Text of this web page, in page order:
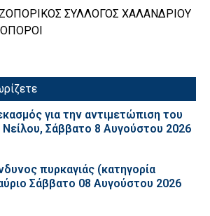
ΣΥΛΛΟΓΟΣ ΧΑΛΑΝΔΡΙΟΥ
για την αντιμετώπιση του
Νείλου, Σάββατο 8 Αυγούστου 2026
πυρκαγιάς (κατηγορία
Σάββατο 08 Αυγούστου 2026